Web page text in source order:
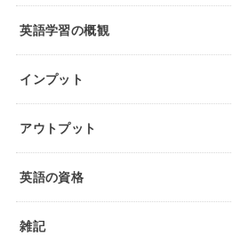
英語学習の概観
インプット
アウトプット
英語の資格
雑記